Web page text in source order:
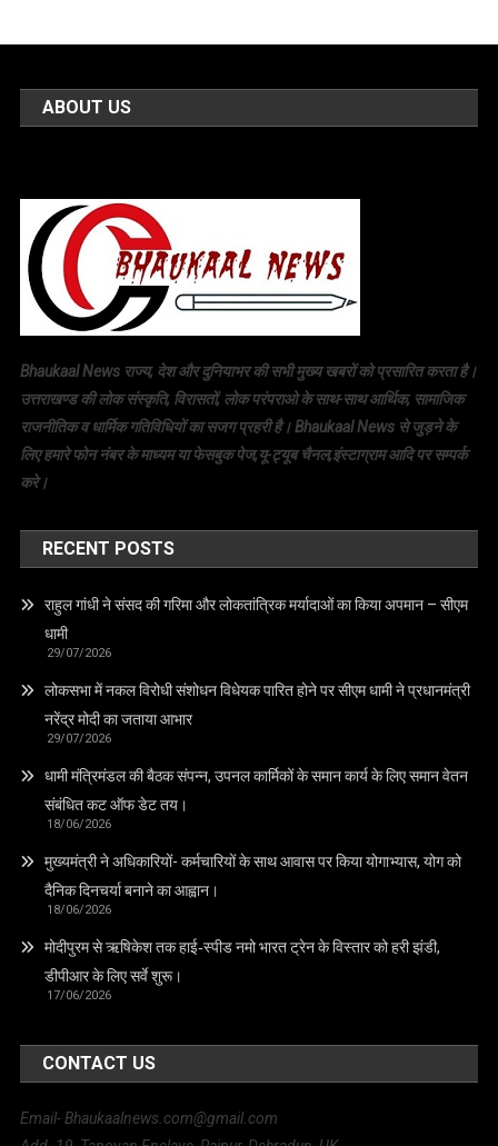
ABOUT US
Bhaukaal News राज्य, देश और दुनियाभर की सभी मुख्य खबरों को प्रसारित करता है।
उत्तराखण्ड की लोक संस्कृति, विरासतों, लोक परंपराओ के साथ-साथ आर्थिक, सामाजिक
राजनीतिक व धार्मिक गतिविधियों का सजग प्रहरी है। Bhaukaal News से जुड़ने के
लिए हमारे फोन नंबर के माध्यम या फेसबुक पेज,यू-ट्यूब चैनल,इंस्टाग्राम आदि पर सम्पर्क
करे।
RECENT POSTS
राहुल गांधी ने संसद की गरिमा और लोकतांत्रिक मर्यादाओं का किया अपमान – सीएम
धामी
29/07/2026
लोकसभा में नकल विरोधी संशोधन विधेयक पारित होने पर सीएम धामी ने प्रधानमंत्री
नरेंद्र मोदी का जताया आभार
29/07/2026
धामी मंत्रिमंडल की बैठक संपन्न, उपनल कार्मिकों के समान कार्य के लिए समान वेतन
संबंधित कट ऑफ डेट तय।
18/06/2026
मुख्यमंत्री ने अधिकारियों- कर्मचारियों के साथ आवास पर किया योगाभ्यास, योग को
दैनिक दिनचर्या बनाने का आह्वान।
18/06/2026
मोदीपुरम से ऋषिकेश तक हाई‑स्पीड नमो भारत ट्रेन के विस्तार को हरी झंडी,
डीपीआर के लिए सर्वे शुरू।
17/06/2026
CONTACT US
Email- Bhaukaalnews.com@gmail.com